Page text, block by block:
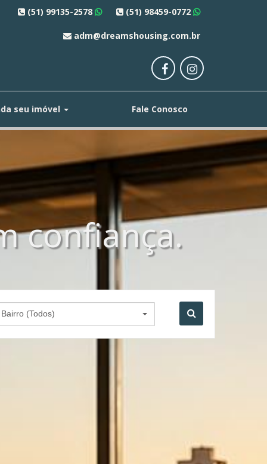
(51) 99135-2578 (51) 98459-0772
adm@dreamshousing.com.br
seu imóvel Fale Conosco
confiança.
Bairro (Todos)